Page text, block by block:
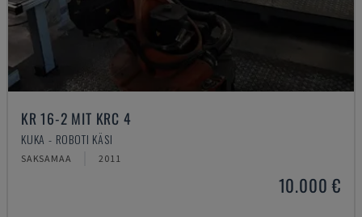
KR 16-2 MIT KRC 4
KUKA - ROBOTI KÄSI
SAKSAMAA 2011
10.000 €